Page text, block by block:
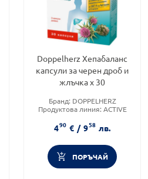
Doppelherz Хепабаланс
капсули за черен дроб и
жлъчка х 30
Бранд: DOPPELHERZ
Продуктова линия: ACTIVE
490 € / 958 лв.
ПОРЪЧАЙ